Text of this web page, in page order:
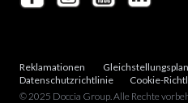
Reklamationen Gleichstellungsplan
Datenschutzrichtlinie
Cookie-
© 2025 Doccia Group. Alle Rechte